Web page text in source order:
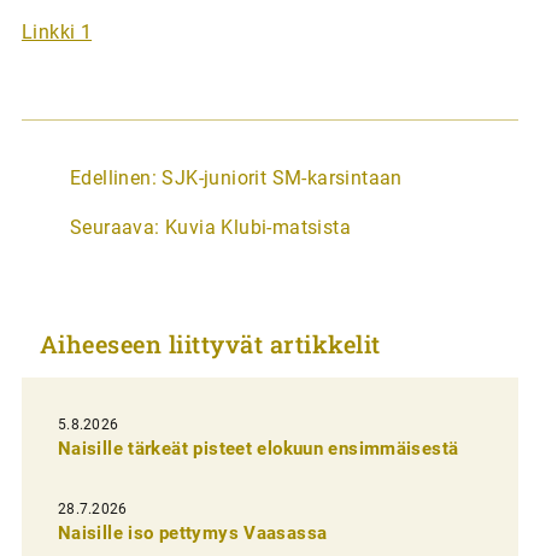
Linkki 1
A
t
k
e
l
i
e
n
Edellinen: SJK-juniorit SM-karsintaan
Seuraava: Kuvia Klubi-matsista
Aiheeseen liittyvät artikkelit
5.8.2026
Naisille tärkeät pisteet elokuun ensimmäisestä
28.7.2026
Naisille iso pettymys Vaasassa